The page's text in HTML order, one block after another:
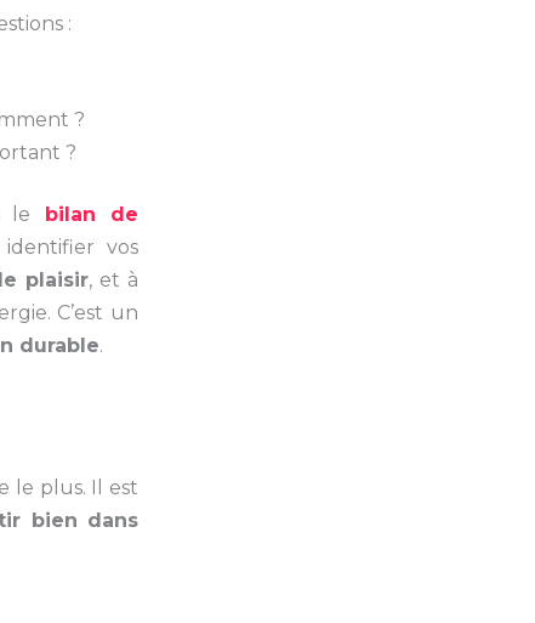
:
?
?
le
bilan de
vos
plaisir, et à
C’est un
durable.
le plus. Il est
bien dans